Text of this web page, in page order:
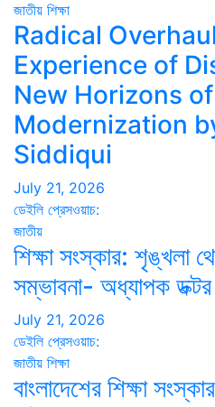
জাতীয় শিক্ষা
Radical
Experience of
New Horizons of
Modernization
Siddiqui
July 21, 2026
ডেইলি প্রেসওয়াচ:
জাতীয়
শিক্ষা সংস্কার: শৃঙ্খলা
সম্ভাবনা- অধ্যাপক ডক্টর
July 21, 2026
ডেইলি প্রেসওয়াচ:
জাতীয় শিক্ষা
বাংলাদেশের শিক্ষা